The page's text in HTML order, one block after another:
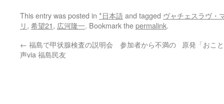
This entry was posted in *日本語and tagged ヴャチェスラヴ・
リ, 希望21, 広河隆一. Bookmark thepermalink.
← 福島で甲状腺検査の説明会 参加者から不満の
声via 福島民友
原発「おこ